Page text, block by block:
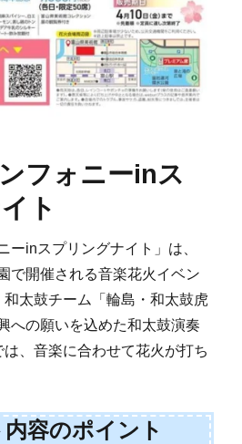
フォニーinス
ト
ーinスプリングナイト」は、
で開催される音楽花火イベン
和太鼓チーム「輪島・和太鼓虎
への願いを込めた和太鼓演奏
、音楽に合わせて花火が打ち
容のポイント